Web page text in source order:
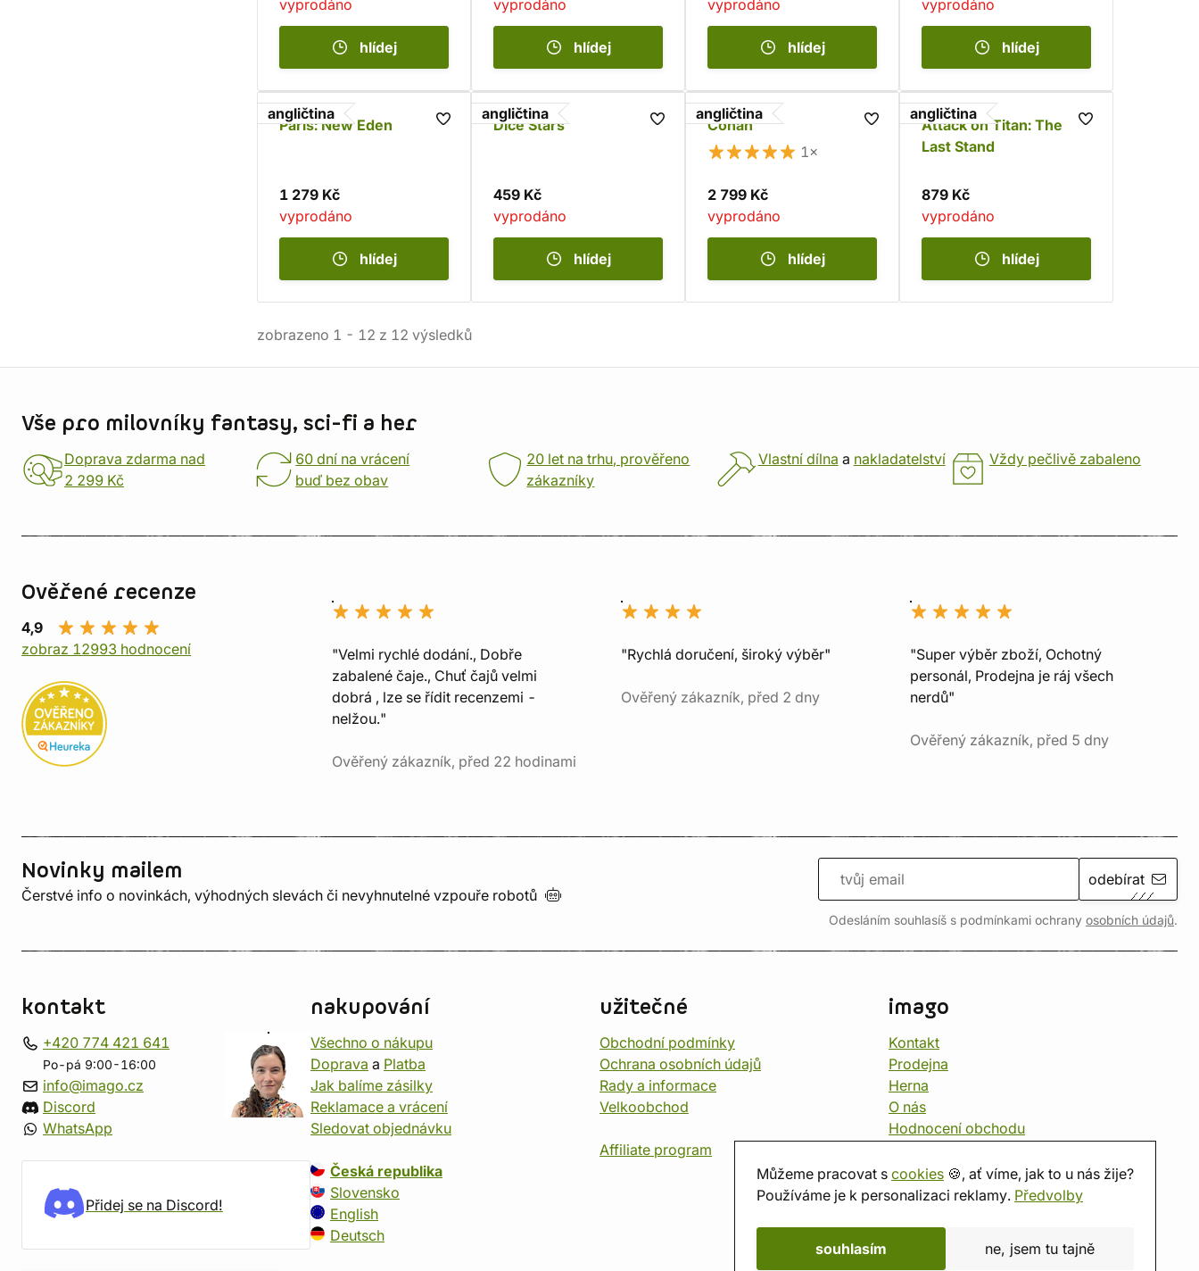
vyprodáno
hlídej
vyprodáno
hlídej
vyprodáno
hlídej
vyprodáno
hlídej
angličtina
Paris: New Eden
1 279 Kč
vyprodáno
hlídej
angličtina
Dice Stars
459 Kč
vyprodáno
hlídej
angličtina
Conan
1×
2 799 Kč
vyprodáno
hlídej
angličtina
Attack on Titan: The
Last Stand
879 Kč
vyprodáno
hlídej
zobrazeno 1 - 12 z 12 výsledků
Můžeme pracovat s cookies 🍪, ať víme, jak to u nás žije?
Používáme je k personalizaci reklamy. Předvolby
souhlasím ne, jsem tu tajně
Vše pro milovníky fantasy, sci-fi a her
Doprava zdarma nad
2 299 Kč
60 dní na vrácení
buď bez obav
20 let na trhu, prověřeno
zákazníky
Vlastní dílna a nakladatelství Vždy pečlivě zabaleno
Ověřené recenze
4,9
zobraz 12993 hodnocení
"Velmi rychlé dodání., Dobře
zabalené čaje., Chuť čajů velmi
dobrá , lze se řídit recenzemi -
nelžou."
Ověřený zákazník, před 22 hodinami
"Rychlá doručení, široký výběr"
Ověřený zákazník, před 2 dny
"Super výběr zboží, Ochotný
personál, Prodejna je ráj všech
nerdů"
Ověřený zákazník, před 5 dny
Novinky mailem
Čerstvé info o novinkách, výhodných slevách či nevyhnutelné vzpouře robotů
odebírat
Odesláním souhlasíš s podmínkami ochrany osobních údajů.
kontakt
+420 774 421 641
Po-pá 9:00-16:00
info@imago.cz
Discord
WhatsApp
Přidej se na Discord!
nakupování
Všechno o nákupu
Doprava a Platba
Jak balíme zásilky
Reklamace a vrácení
Sledovat objednávku
Česká republika
Slovensko
English
Deutsch
užitečné
Obchodní podmínky
Ochrana osobních údajů
Rady a informace
Velkoobchod
Affiliate program
imago
Kontakt
Prodejna
Herna
O nás
Hodnocení obchodu
Kalendář
imago.blog